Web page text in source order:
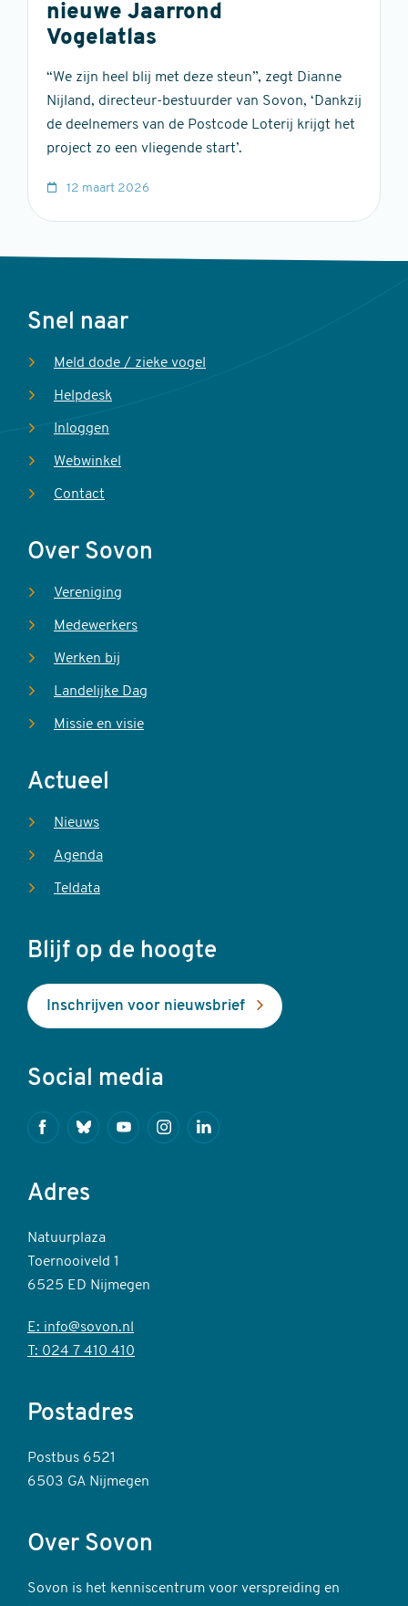
nieuwe Jaarrond
Vogelatlas
“We zijn heel blij met deze steun”, zegt Dianne
Nijland, directeur-bestuurder van Sovon, ‘Dankzij
de deelnemers van de Postcode Loterij krijgt het
project zo een vliegende start’.
12 maart 2026
Voet
Snel naar
Meld dode / zieke vogel
Helpdesk
Inloggen
Webwinkel
Contact
Over Sovon
Vereniging
Medewerkers
Werken bij
Landelijke Dag
Missie en visie
Actueel
Nieuws
Agenda
Teldata
Blijf op de hoogte
Inschrijven voor nieuwsbrief
Social media
FacebookBlueskyYoutubeInstagramLinkedin
Adres
Natuurplaza
Toernooiveld 1
6525 ED Nijmegen
E: info@sovon.nl
T: 024 7 410 410
Postadres
Postbus 6521
6503 GA Nijmegen
Over Sovon
Sovon is het kenniscentrum voor verspreiding en